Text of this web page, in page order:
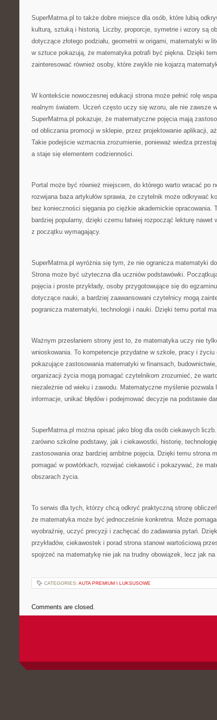
SuperMatma.pl to także dobre miejsce dla osób, które lubią
kulturą, sztuką i historią. Liczby, proporcje, symetrie i wzory są
dotyczące złotego podziału, geometrii w origami, matematyki w
w sztuce pokazują, że matematyka potrafi być piękna. Dzięki
zainteresować również osoby, które zwykle nie kojarzą
W kontekście nowoczesnej edukacji strona może pełnić rolę
realnym światem. Uczeń często uczy się wzoru, ale nie zawsze
SuperMatma.pl pokazuje, że matematyczne pojęcia mają
od obliczania promocji w sklepie, przez projektowanie aplikacji,
Takie podejście wzmacnia zrozumienie, ponieważ wiedza
a staje się elementem codzienności.
Portal może być również miejscem, do którego warto wracać po
rozwijana baza artykułów sprawia, że czytelnik może odkrywać
bez konieczności sięgania po ciężkie akademickie opracowania.
bardziej popularny, dzięki czemu łatwiej rozpocząć lekturę nawet
z początku wymagający.
SuperMatma.pl wyróżnia się tym, że nie ogranicza matematyki
Strona może być użyteczna dla uczniów podstawówki.
pojęcia i proste przykłady, osoby przygotowujące się do
dotyczące nauki, a bardziej zaawansowani czytelnicy mogą
pogranicza matematyki, technologii i nauki. Dzięki temu portal
Ważnym przesłaniem strony jest to, że matematyka uczy nie
wnioskowania. To kompetencje przydatne w szkole, pracy i życiu
pokazujące zastosowania matematyki w finansach,
organizacji życia mogą pomagać czytelnikom zrozumieć, że
niezależnie od wieku i zawodu. Matematyczne myślenie pozwala
informacje, unikać błędów i podejmować decyzje na podstawie
SuperMatma.pl można opisać jako blog dla osób ciekawych
zarówno szkolne podstawy, jak i ciekawostki, historię,
zastosowania oraz bardziej ambitne pojęcia. Dzięki temu strona
pomagać w powtórkach, rozwijać ciekawość i pokazywać, że
obszarach życia.
To serwis dla tych, którzy chcą odkryć praktyczną stronę
że matematyka może być jednocześnie konkretna. Może
wyobraźnię, uczyć precyzji i zachęcać do zadawania pytań.
przykładów, ciekawostek i porad strona stanowi wartościową
spojrzeć na matematykę nie jak na trudny obowiązek, lecz jak
CATEGORIES: AUTA PREMIUM I LUKSUSOWE
Comments are closed.